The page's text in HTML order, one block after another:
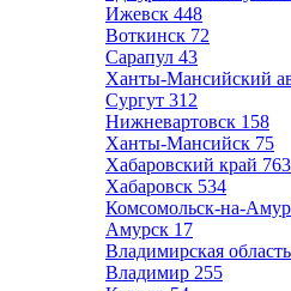
Ижевск 448
Воткинск 72
Сарапул 43
Ханты-Мансийский
Сургут 312
Нижневартовск 158
Ханты-Мансийск 75
Хабаровский край 763
Хабаровск 534
Комсомольск-на-
Амурск 17
Владимирская область
Владимир 255